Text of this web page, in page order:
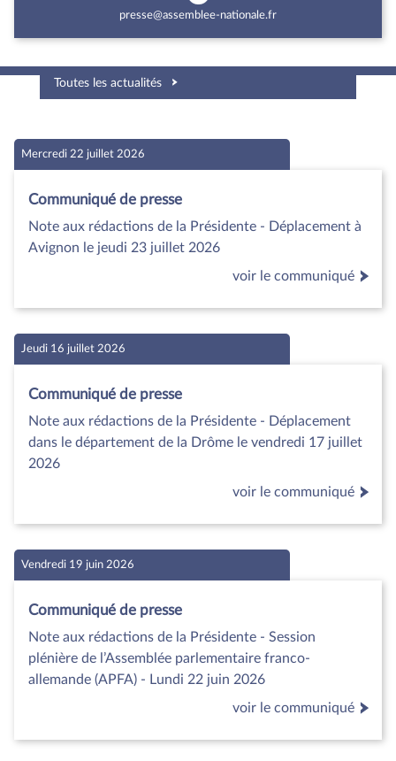
presse@assemblee-nationale.fr
Toutes les actualités
Mercredi 22 juillet 2026
Communiqué de presse
Note aux rédactions de la Présidente - Déplacement à
Avignon le jeudi 23 juillet 2026
voir le communiqué
Jeudi 16 juillet 2026
Communiqué de presse
Note aux rédactions de la Présidente - Déplacement
dans le département de la Drôme le vendredi 17 juillet
2026
voir le communiqué
Vendredi 19 juin 2026
Communiqué de presse
Note aux rédactions de la Présidente - Session
plénière de l’Assemblée parlementaire franco-
allemande (APFA) - Lundi 22 juin 2026
voir le communiqué